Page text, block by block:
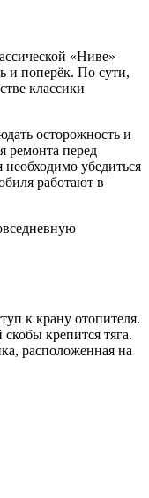
«Ниве»
и поперёк. По сути,
классики
осторожность и
ремонта перед
убедиться
работают в
к крану отопителя.
крепится тяга.
расположенная на